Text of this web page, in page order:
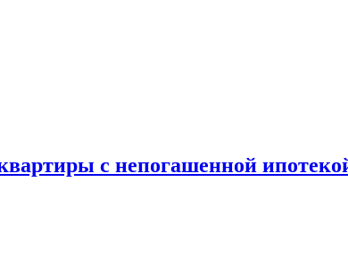
с непогашенной